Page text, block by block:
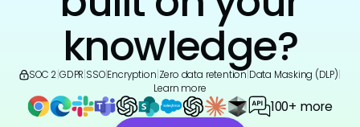
knowledge?
SOC 2|GDPR|SSO|Encryption|Zero data retention|Data Masking (DLP)|
Learn more
100+ more